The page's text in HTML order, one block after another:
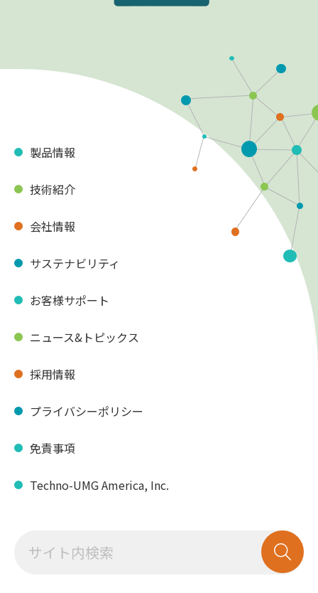
製品情報
技術紹介
会社情報
サステナビリティ
お客様サポート
ニュース&トピックス
採用情報
プライバシーポリシー
免責事項
Techno-UMG America, Inc.